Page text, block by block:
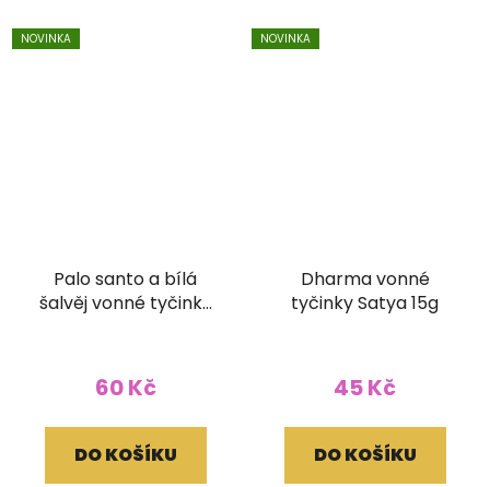
NOVINKA
Palo santo a bílá
šalvěj vonné tyčinky
60 Kč
DO KOŠÍKU
NOVINKA
Dharma vonné
tyčinky Satya 15g
45 Kč
DO KOŠÍKU